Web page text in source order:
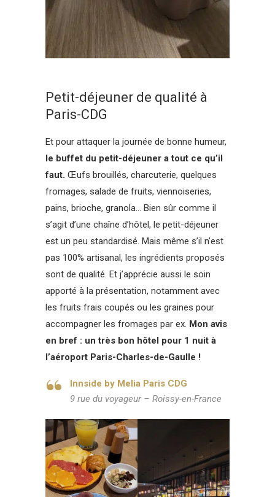
Petit-déjeuner de qualité à
Paris-CDG
Et pour attaquer la journée de bonne humeur,
le buffet du petit-déjeuner a tout ce qu’il
faut. Œufs brouillés, charcuterie, quelques
fromages, salade de fruits, viennoiseries,
pains, brioche, granola… Bien sûr comme il
s’agit d’une chaîne d’hôtel, le petit-déjeuner
est un peu standardisé. Mais même s’il n’est
pas 100% artisanal, les ingrédients proposés
sont de qualité. Et j’apprécie aussi le soin
apporté à la présentation, notamment avec
les fruits frais coupés ou les graines pour
accompagner les fromages par ex. Mon avis
en bref : un très bon hôtel pour 1 nuit à
l’aéroport Paris-Charles-de-Gaulle !
Innside by Melia Paris CDG
9 rue du voyageur – Roissy-en-France